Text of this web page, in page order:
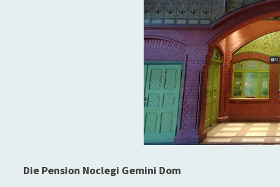
Die Pension Noclegi Gemini Dom